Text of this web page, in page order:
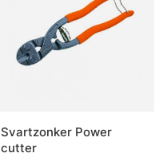
Svartzonker Power
cutter